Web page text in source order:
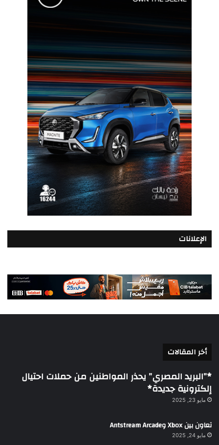
الإعلانات
أخر المقالات
*”البريد المصري” يحذر المواطنين من حملات احتيال
إلكترونية جديدة*
مايو 23, 2025
تعاون بين Xbox وAntstream Arcade
مايو 24, 2025